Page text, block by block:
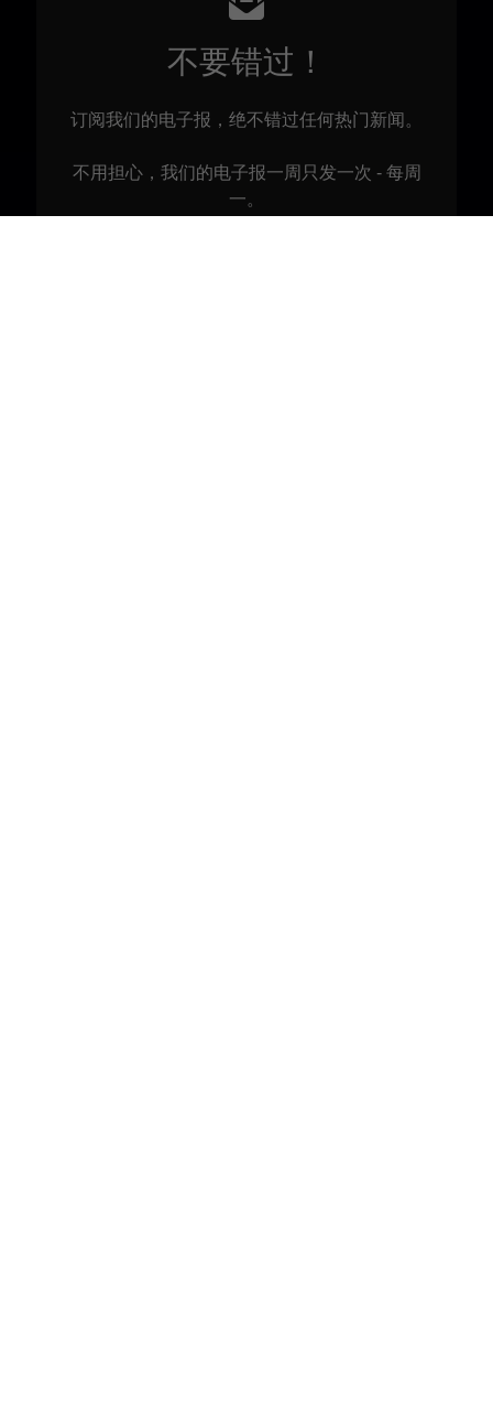
不要错过！
订阅我们的电子报，绝不错过任何热门新闻。
不用担心，我们的电子报一周只发一次 - 每周
一。